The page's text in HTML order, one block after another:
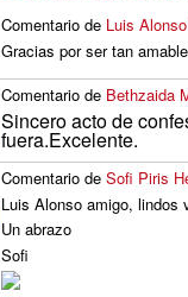
Comentario de Luis
Gracias por ser tan
Comentario de Bethzaida
Sincero acto de
fuera.Excelente.
Comentario de Sofi Piris
Luis Alonso amigo, lindos
Un abrazo
Sofi